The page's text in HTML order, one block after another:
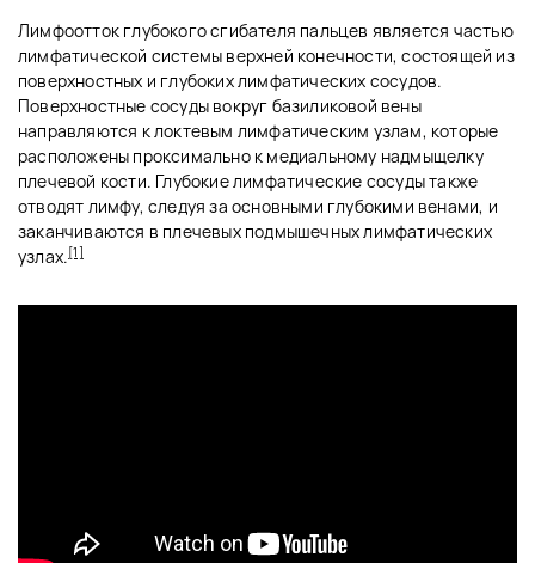
Лимфоотток глубокого сгибателя пальцев является частью
лимфатической системы верхней конечности, состоящей из
поверхностных и глубоких лимфатических сосудов.
Поверхностные сосуды вокруг базиликовой вены
направляются к локтевым лимфатическим узлам, которые
расположены проксимально к медиальному надмыщелку
плечевой кости. Глубокие лимфатические сосуды также
отводят лимфу, следуя за основными глубокими венами, и
заканчиваются в плечевых подмышечных лимфатических
узлах.[1]